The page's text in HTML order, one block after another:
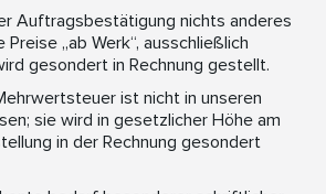
Auftragsbestätigung nichts anderes
„ab Werk“, ausschließlich
gesondert in Rechnung gestellt.
ist nicht in unseren
sie wird in gesetzlicher Höhe am
in der Rechnung gesondert